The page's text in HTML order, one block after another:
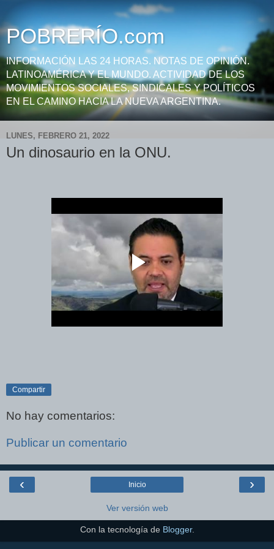
POBRERÍO.com
INFORMACIÓN LAS 24 HORAS. NOTAS DE OPINIÓN.
LATINOAMÉRICA Y EL MUNDO. ACTIVIDAD DE LOS
MOVIMIENTOS SOCIALES, SINDICALES Y POLÍTICOS
EN EL CAMINO HACIA LA NUEVA ARGENTINA.
LUNES, FEBRERO 21, 2022
Un dinosaurio en la ONU.
Compartir
No hay comentarios:
Publicar un comentario
‹ ›
Inicio
Ver versión web
Con la tecnología de Blogger.